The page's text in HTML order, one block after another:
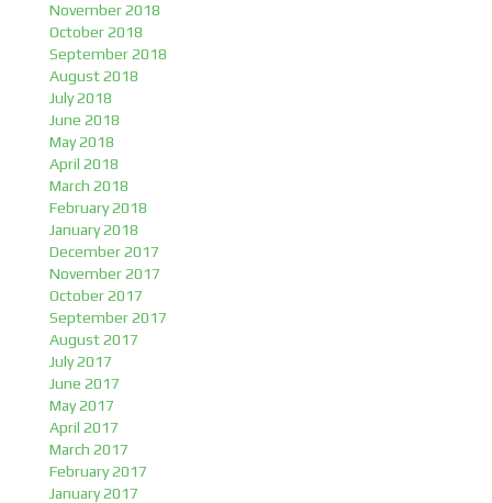
November 2018
October 2018
September 2018
August 2018
July 2018
June 2018
May 2018
April 2018
March 2018
February 2018
January 2018
December 2017
November 2017
October 2017
September 2017
August 2017
July 2017
June 2017
May 2017
April 2017
March 2017
February 2017
January 2017